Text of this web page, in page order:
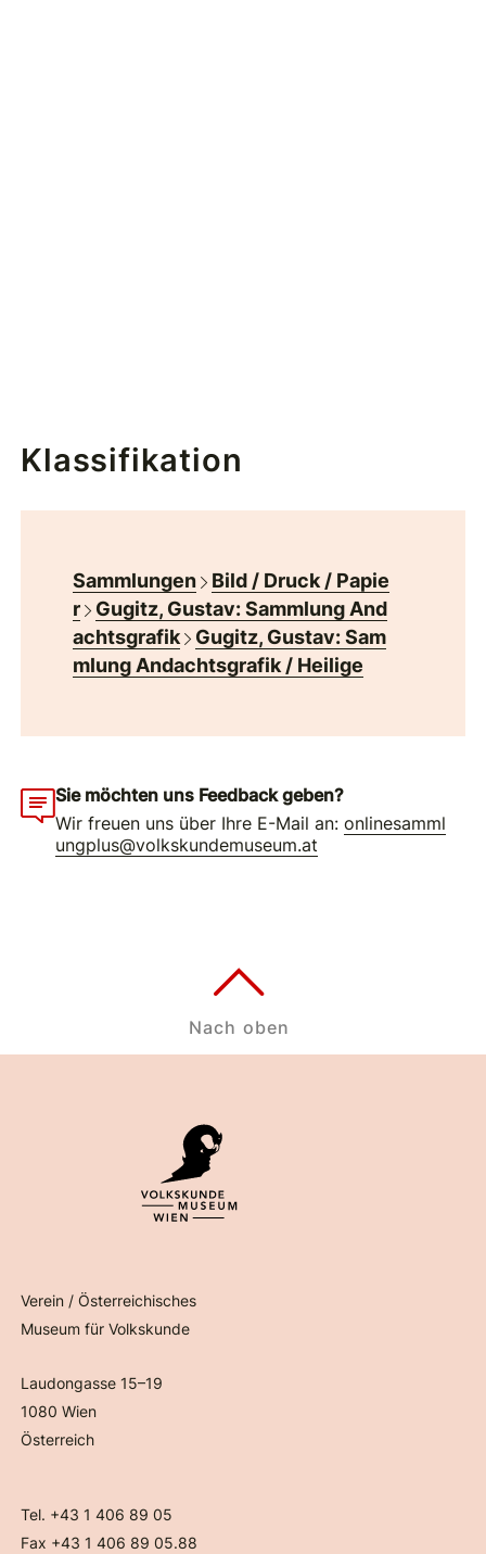
Klassifikation
Sammlungen
Bild / Druck / Papie
r
Gugitz, Gustav: Sammlung And
achtsgrafik
Gugitz, Gustav: Sam
mlung Andachtsgrafik / Heilige
Sie möchten uns Feedback geben?
Wir freuen uns über Ihre E-Mail an:onlinesamml
ungplus@volkskundemuseum.at
Verein / Österreichisches
Museum für Volkskunde
Laudongasse 15–19
1080 Wien
Österreich
Tel. +43 1 406 89 05
Fax +43 1 406 89 05.88
Nach oben